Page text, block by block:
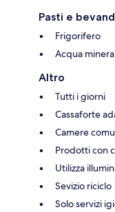
Pasti e
Frigorifero
Acqua
Altro
Tutti i giorni
Cassaforte
Camere
Prodotti con
Utilizza
Sevizio riciclo
Solo servizi